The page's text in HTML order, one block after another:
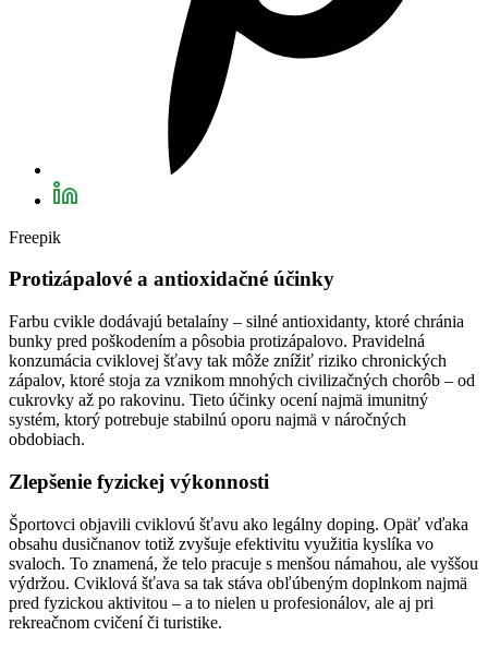
Freepik
Protizápalové a antioxidačné účinky
Farbu cvikle dodávajú betalaíny – silné antioxidanty, ktoré chránia
bunky pred poškodením a pôsobia protizápalovo. Pravidelná
konzumácia cviklovej šťavy tak môže znížiť riziko chronických
zápalov, ktoré stoja za vznikom mnohých civilizačných chorôb – od
cukrovky až po rakovinu. Tieto účinky ocení najmä imunitný
systém, ktorý potrebuje stabilnú oporu najmä v náročných
obdobiach.
Zlepšenie fyzickej výkonnosti
Športovci objavili cviklovú šťavu ako legálny doping. Opäť vďaka
obsahu dusičnanov totiž zvyšuje efektivitu využitia kyslíka vo
svaloch. To znamená, že telo pracuje s menšou námahou, ale vyššou
výdržou. Cviklová šťava sa tak stáva obľúbeným doplnkom najmä
pred fyzickou aktivitou – a to nielen u profesionálov, ale aj pri
rekreačnom cvičení či turistike.